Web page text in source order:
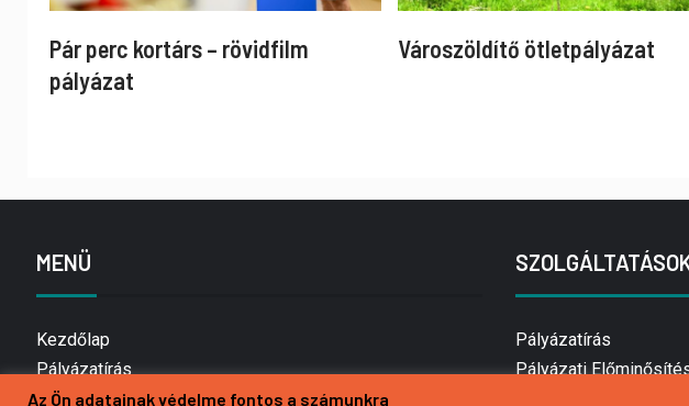
Pár perc kortárs – rövidfilm
pályázat
Városzöldítő ötletpályázat
MENÜ
Kezdőlap
Pályázatírás
Bemutatkozás
Pályázatírás
Pályázati
Az Ön adatainak védelme fontos a számunkra